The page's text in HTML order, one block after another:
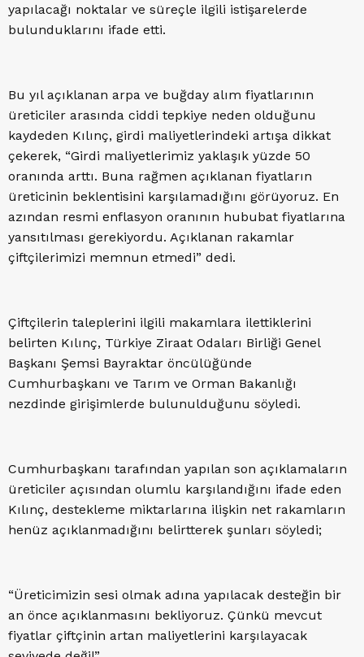
yapılacağı noktalar ve süreçle ilgili istişarelerde
bulunduklarını ifade etti.
Bu yıl açıklanan arpa ve buğday alım fiyatlarının
üreticiler arasında ciddi tepkiye neden olduğunu
kaydeden Kılınç, girdi maliyetlerindeki artışa dikkat
çekerek, “Girdi maliyetlerimiz yaklaşık yüzde 50
oranında arttı. Buna rağmen açıklanan fiyatların
üreticinin beklentisini karşılamadığını görüyoruz. En
azından resmi enflasyon oranının hububat fiyatlarına
yansıtılması gerekiyordu. Açıklanan rakamlar
çiftçilerimizi memnun etmedi” dedi.
Çiftçilerin taleplerini ilgili makamlara ilettiklerini
belirten Kılınç, Türkiye Ziraat Odaları Birliği Genel
Başkanı Şemsi Bayraktar öncülüğünde
Cumhurbaşkanı ve Tarım ve Orman Bakanlığı
nezdinde girişimlerde bulunulduğunu söyledi.
Cumhurbaşkanı tarafından yapılan son açıklamaların
üreticiler açısından olumlu karşılandığını ifade eden
Kılınç, destekleme miktarlarına ilişkin net rakamların
henüz açıklanmadığını belirtterek şunları söyledi;
“Üreticimizin sesi olmak adına yapılacak desteğin bir
an önce açıklanmasını bekliyoruz. Çünkü mevcut
fiyatlar çiftçinin artan maliyetlerini karşılayacak